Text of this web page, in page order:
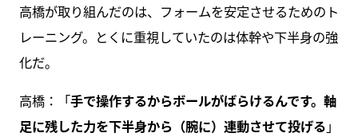
高橋が取り組んだのは、フォームを安定させるためのト
レーニング。とくに重視していたのは体幹や下半身の強
化だ。
高橋：「手で操作するからボールがばらけるんです。軸
足に残した力を下半身から（腕に）連動させて投げる 」